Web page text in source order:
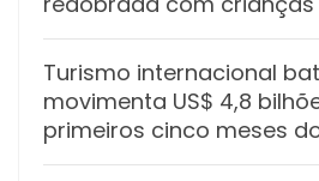
Turismo internacional
movimenta US$ 4,8
primeiros cinco meses